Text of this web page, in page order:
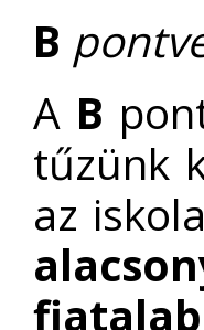
B
A B
tűzünk
az